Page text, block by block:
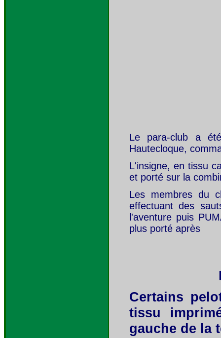
Le para-club a
Hautecloque,
L'insigne, en tissu
et porté sur la
Les membres du
effectuant des
l'aventure puis
plus porté après
Certains
tissu
gauche de la